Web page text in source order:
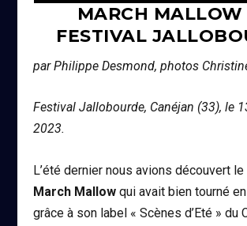
MARCH MALLOW
FESTIVAL
par Philippe Desmond, photos
Festival Jallobourde, Canéjan (33), le
2023.
L’été dernier nous avions découvert
March Mallow qui avait bien tourné
grâce à son label « Scènes d’Eté » du